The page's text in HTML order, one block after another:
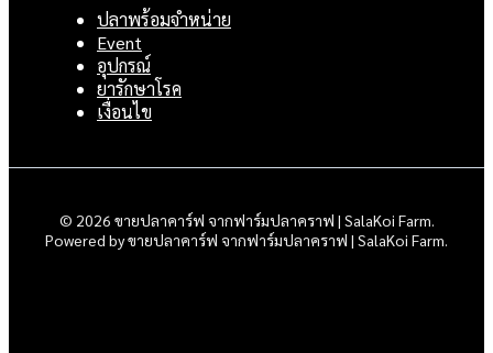
ปลาพร้อมจำหน่าย
Event
อุปกรณ์
ยารักษาโรค
เงื่อนไข
© 2026 ขายปลาคาร์ฟ จากฟาร์มปลาคราฟ | SalaKoi Farm.
Powered by ขายปลาคาร์ฟ จากฟาร์มปลาคราฟ | SalaKoi Farm.